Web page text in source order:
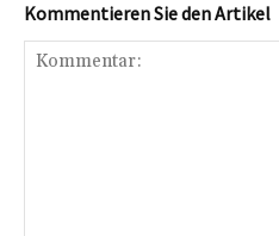
Kommentieren Sie den Artikel